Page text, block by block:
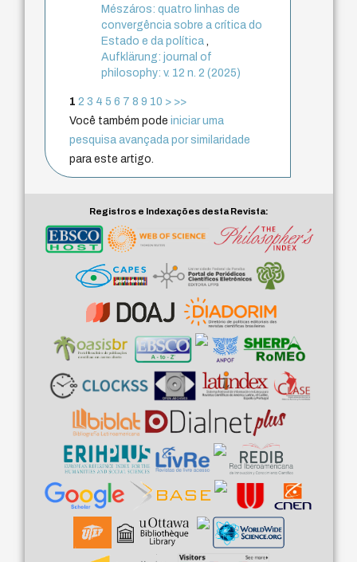
Mészáros: quatro linhas de
convergência sobre a crítica do
Estado e da política
Aufklärung: journal of
philosophy: v. 12 n. 2 (2025)
1 2 3 4 5 6 7 8 9 10 > >>
Você também podeiniciar uma
pesquisa avançada por similaridade
para este artigo.
Registros e Indexações desta Revista: